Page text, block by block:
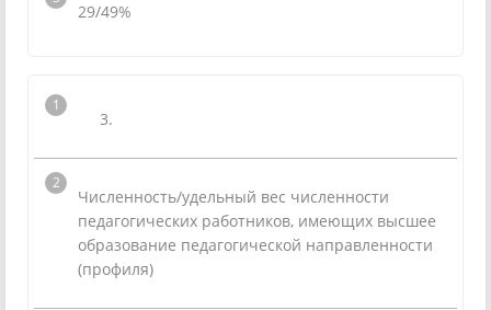
29/49%
3.
Численность/удельный вес численности
педагогических работников, имеющих высшее
образование педагогической направленности
(профиля)